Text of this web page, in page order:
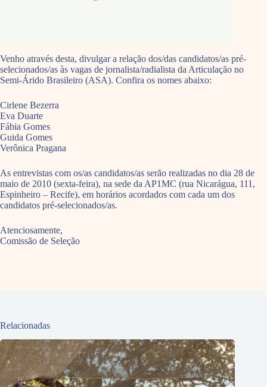
Venho através desta, divulgar a relação dos/das candidatos/as pré-
selecionados/as às vagas de jornalista/radialista da Articulação no
Semi-Árido Brasileiro (ASA). Confira os nomes abaixo:
Cirlene Bezerra
Eva Duarte
Fábia Gomes
Guida Gomes
Verônica Pragana
As entrevistas com os/as candidatos/as serão realizadas no dia 28 de
maio de 2010 (sexta-feira), na sede da AP1MC (rua Nicarágua, 111,
Espinheiro – Recife), em horários acordados com cada um dos
candidatos pré-selecionados/as.
Atenciosamente,
Comissão de Seleção
Relacionadas